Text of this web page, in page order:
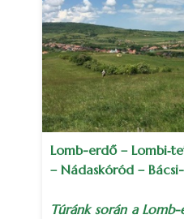
Lomb-erdő –
– Nádaskóród –
Túránk során a